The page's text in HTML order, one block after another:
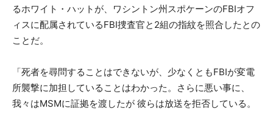
るホワイト・ハットが、ワシントン州スポケーンのFBIオフ
ィスに配属されているFBI捜査官と2組の指紋を照合したとの
ことだ。
「死者を尋問することはできないが、少なくともFBIが変電
所襲撃に加担していることはわかった。さらに悪い事に、
我々はMSMに証拠を渡したが 彼らは放送を拒否している。